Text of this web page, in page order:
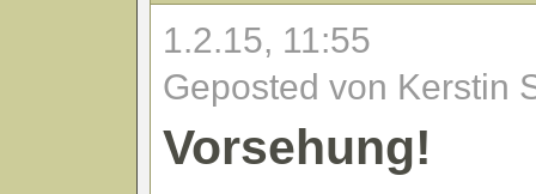
1.2.15, 11:55
Geposted von Kerstin
Vorsehung!